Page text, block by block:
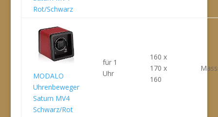
Rot/Schwarz
MODALO
Uhrenbeweger
Saturn MV4
Schwarz/Rot
für 1
Uhr
160 x
170 x
160